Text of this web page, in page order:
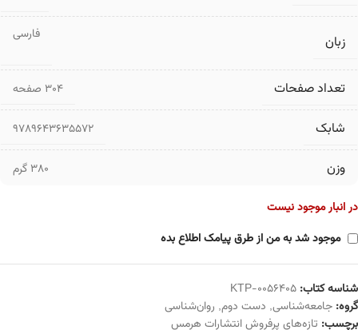
زبان فارسی
تعداد صفحات ۳۰۴ صفحه
شابک 9789643635572
وزن 380 گرم
در انبار موجود نیست
موجود شد به من از طرق پیامک اطلاع بده
شناسه کتاب: KTP-0056405
گروه: جامعه‌شناسی, دست دوم, روان‌شناسی
برچسب: تازه‌های پرفروش انتشارات هرمس